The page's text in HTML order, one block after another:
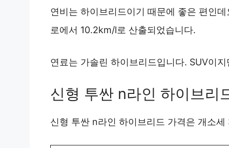
연비는 하이브리드이기 때문에 좋은 편인
로에서 10.2km/l로 산출되었습니다.
연료는 가솔린 하이브리드입니다. SUV이
신형 투싼 n라인 하이브리
신형 투싼 n라인 하이브리드 가격은 개소